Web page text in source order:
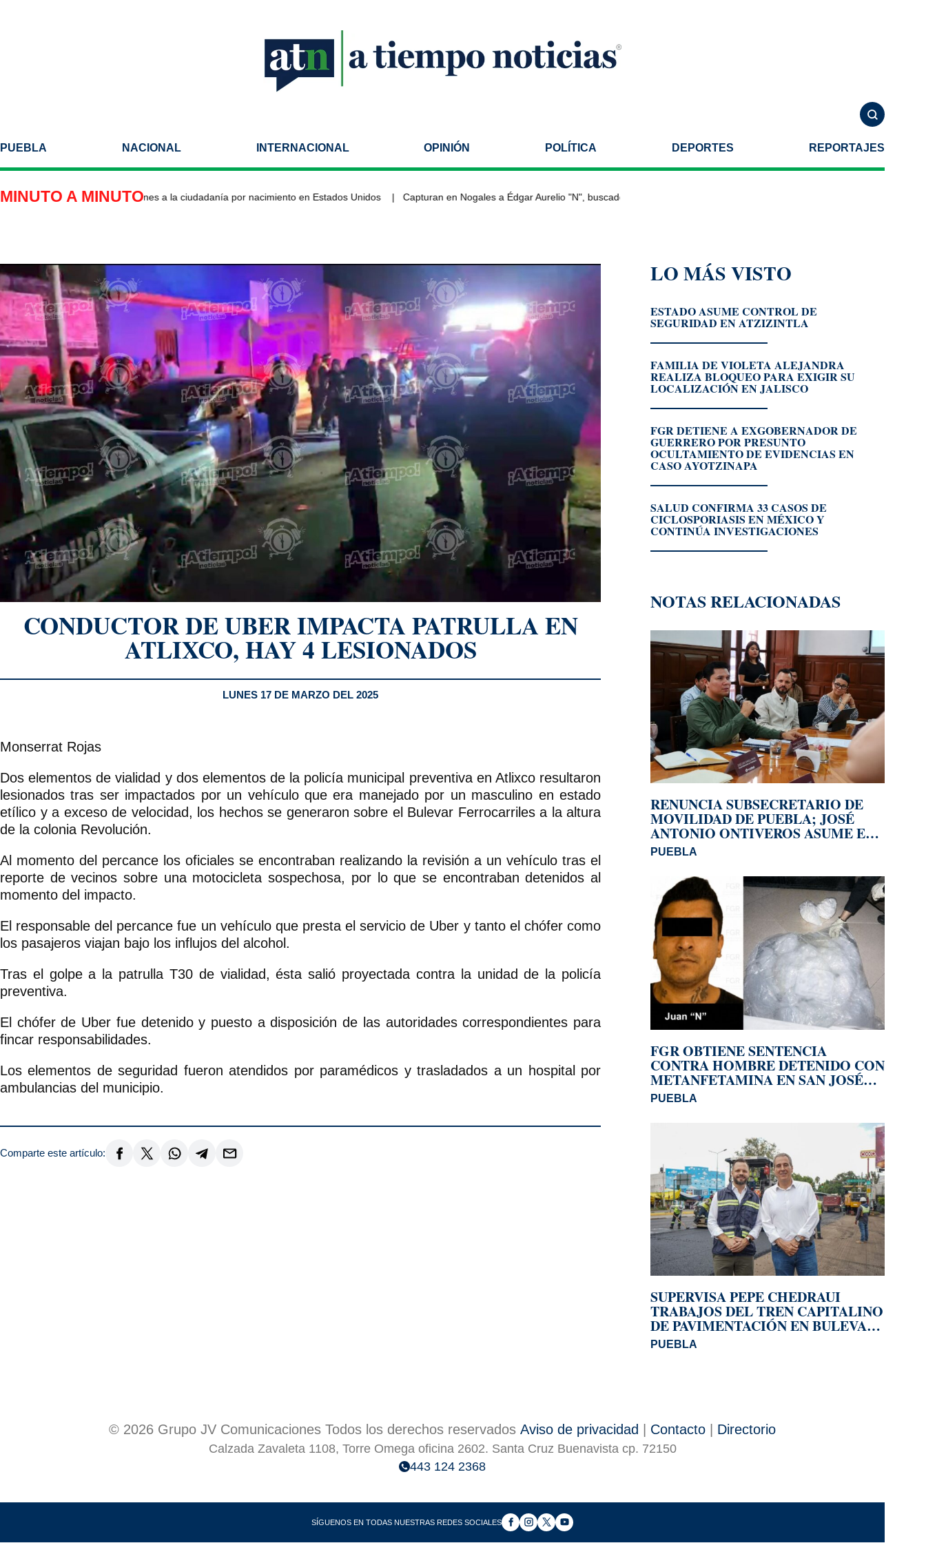
PUEBLA NACIONAL INTERNACIONAL OPINIÓN POLÍTICA DEPORTES REPORTAJES
MINUTO A MINUTO
impulsa nuevas restricciones a la ciudadanía por nacimiento en Estados Unidos Capturan en Nogales a Édgar Aurelio "N", buscado por autoridades de Estados Unidos
CONDUCTOR DE UBER IMPACTA PATRULLA EN
ATLIXCO, HAY 4 LESIONADOS
LUNES 17 DE MARZO DEL 2025
Monserrat Rojas
Dos elementos de vialidad y dos elementos de la policía municipal preventiva en Atlixco resultaron
lesionados tras ser impactados por un vehículo que era manejado por un masculino en estado
etílico y a exceso de velocidad, los hechos se generaron sobre el Bulevar Ferrocarriles a la altura
de la colonia Revolución.
Al momento del percance los oficiales se encontraban realizando la revisión a un vehículo tras el
reporte de vecinos sobre una motocicleta sospechosa, por lo que se encontraban detenidos al
momento del impacto.
El responsable del percance fue un vehículo que presta el servicio de Uber y tanto el chófer como
los pasajeros viajan bajo los influjos del alcohol.
Tras el golpe a la patrulla T30 de vialidad, ésta salió proyectada contra la unidad de la policía
preventiva.
El chófer de Uber fue detenido y puesto a disposición de las autoridades correspondientes para
fincar responsabilidades.
Los elementos de seguridad fueron atendidos por paramédicos y trasladados a un hospital por
ambulancias del municipio.
Comparte este artículo:
LO MÁS VISTO
ESTADO ASUME CONTROL DE
SEGURIDAD EN ATZIZINTLA
FAMILIA DE VIOLETA ALEJANDRA
REALIZA BLOQUEO PARA EXIGIR SU
LOCALIZACIÓN EN JALISCO
FGR DETIENE A EXGOBERNADOR DE
GUERRERO POR PRESUNTO
OCULTAMIENTO DE EVIDENCIAS EN
CASO AYOTZINAPA
SALUD CONFIRMA 33 CASOS DE
CICLOSPORIASIS EN MÉXICO Y
CONTINÚA INVESTIGACIONES
NOTAS RELACIONADAS
RENUNCIA SUBSECRETARIO DE
MOVILIDAD DE PUEBLA; JOSÉ
ANTONIO ONTIVEROS ASUME EL
CARGO
PUEBLA
FGR OBTIENE SENTENCIA
CONTRA HOMBRE DETENIDO CON
METANFETAMINA EN SAN JOSÉ
MIAHUATLÁN
PUEBLA
SUPERVISA PEPE CHEDRAUI
TRABAJOS DEL TREN CAPITALINO
DE PAVIMENTACIÓN EN BULEVAR
HÉROES DEL 5 DE MAYO
PUEBLA
© 2026 Grupo JV Comunicaciones Todos los derechos reservados Aviso de privacidad Contacto Directorio
Calzada Zavaleta 1108, Torre Omega oficina 2602. Santa Cruz Buenavista cp. 72150
443 124 2368
SÍGUENOS EN TODAS NUESTRAS REDES SOCIALES